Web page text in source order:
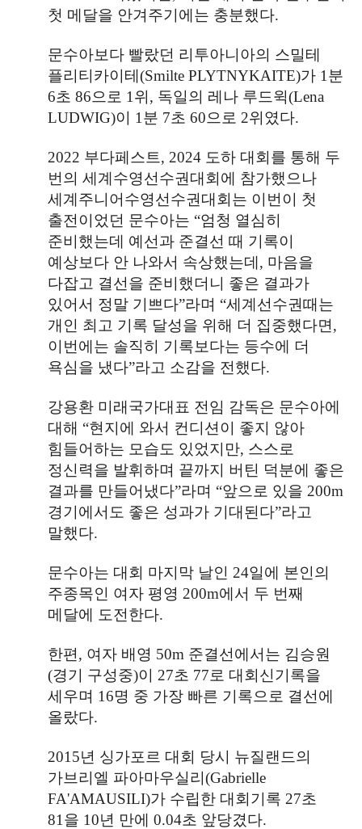
첫 메달을 안겨주기에는 충분했다.
문수아보다 빨랐던 리투아니아의 스밀테
플리티카이테(Smilte PLYTNYKAITE)가 1 분
6초86으로 1 위 , 독일의 레나 루드윅(Lena
LUDWIG)이 1 분 7초60으로 2위였다.
2022 부다페스트, 2024 도하 대회를 통해 두
번의 세계수영선수권대회에 참가했으나
세계주니어수영선수권대회는 이번이 첫
출전이었던 문수아는 “엄청 열심히
준비했는데 예선과 준결선 때 기록이
예상보다 안 나와서 속상했는데 , 마음을
다잡고 결선을 준비했더니 좋은 결과가
있어서 정말 기쁘다”라며 “세계선수권때는
개인 최고 기록 달성을 위해 더 집중했다면 ,
이번에는 솔직히 기록보다는 등수에 더
욕심을 냈다”라고 소감을 전했다.
강용환 미래국가대표 전임 감독은 문수아에
대해 “현지에 와서 컨디션이 좋지 않아
힘들어하는 모습도 있었지만, 스스로
정신력을 발휘하며 끝까지 버틴 덕분에 좋은
결과를 만들어냈다”라며 “앞으로 있을 200m
경기에서도 좋은 성과가 기대된다”라고
말했다.
문수아는 대회 마지막 날인 24일에 본인의
주종목인 여자 평영 200m에서 두 번째
메달에 도전한다.
한편 , 여자 배영 50m 준결선에서는 김승원
(경기 구성중)이 27초 77로 대회신기록을
세우며 16명 중 가장 빠른 기록으로 결선에
올랐다.
2015년 싱가포르 대회 당시 뉴질랜드의
가브리엘 파아마우실리(Gabrielle
FA'AMAUSILI)가 수립한 대회기록 27초
81 을 10년 만에0.04초 앞당겼다.